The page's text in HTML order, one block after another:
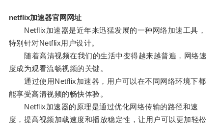
netflix加速器官网网址
Netflix加速器是近年来迅猛发展的一种网络加速工具，
特别针对Netflix用户设计。
随着高清视频在我们的生活中变得越来越普遍，网络速
度成为观看流畅视频的关键。
通过使用Netflix加速器，用户可以在不同网络环境下都
能享受高清视频的畅快体验。
Netflix加速器的原理是通过优化网络传输的路径和速
度，提高视频加载速度和播放稳定性，让用户可以更加轻松